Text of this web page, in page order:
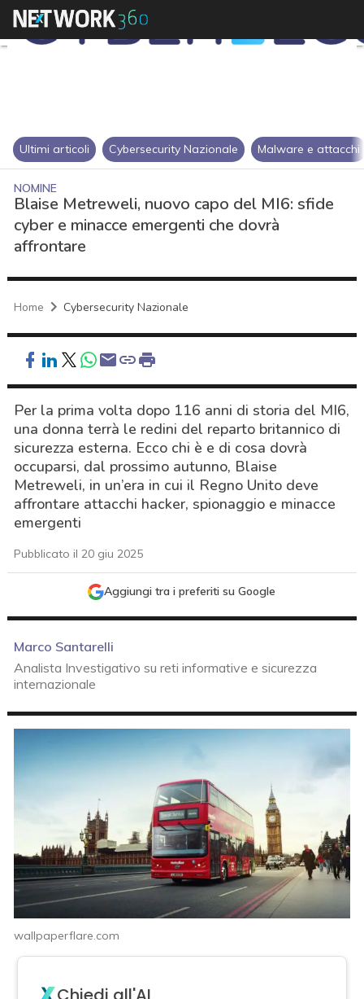
Ultimi articoli Cybersecurity Nazionale Malware e attacchi
NOMINE
Blaise Metreweli, nuovo capo del MI6: sfide
cyber e minacce emergenti che dovrà
affrontare
Home Cybersecurity Nazionale
Per la prima volta dopo 116 anni di storia del MI6,
una donna terrà le redini del reparto britannico di
sicurezza esterna. Ecco chi è e di cosa dovrà
occuparsi, dal prossimo autunno, Blaise
Metreweli, in un’era in cui il Regno Unito deve
affrontare attacchi hacker, spionaggio e minacce
emergenti
Pubblicato il 20 giu 2025
Aggiungi tra i preferiti su Google
Marco Santarelli
Analista Investigativo su reti informative e sicurezza
internazionale
wallpaperflare.com